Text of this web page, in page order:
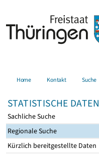
Home Kontakt Suche
STATISTISCHE DATEN
Sachliche Suche
Regionale Suche
Kürzlich bereitgestellte Daten